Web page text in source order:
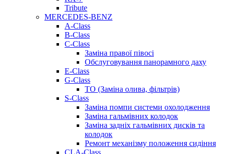
Tribute
MERCEDES-BENZ
A-Class
B-Class
C-Class
Заміна правої півосі
Обслуговування панорамного даху
E-Class
G-Class
ТО (Заміна олива, фільтрів)
S-Class
Заміна помпи системи охолодження
Заміна гальмівних колодок
Заміна задніх гальмівних дисків та
колодок
Ремонт механізму положення сидіння
CLA-Class